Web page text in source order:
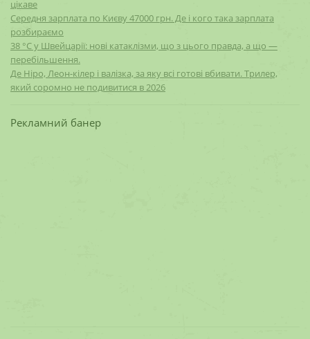
цікаве
Середня зарплата по Києву 47000 грн. Де і кого така зарплата
розбираємо
38 °C у Швейцарії: нові катаклізми, що з цього правда, а що —
перебільшення.
Де Ніро, Леон-кілер і валізка, за яку всі готові вбивати. Трилер,
який соромно не подивитися в 2026
Рекламний банер